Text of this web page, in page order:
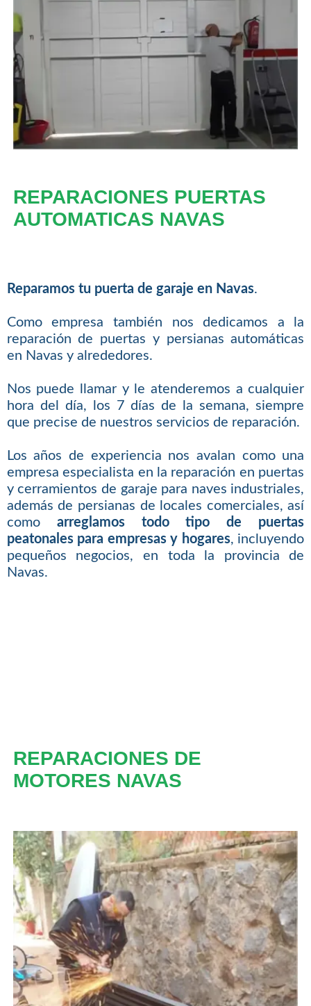
REPARACIONES PUERTAS
AUTOMATICAS NAVAS
Reparamos tu puerta de garaje en Navas.
Como empresa también nos dedicamos a la
reparación de puertas y persianas automáticas
en Navas y alrededores.
Nos puede llamar y le atenderemos a cualquier
hora del día, los 7 días de la semana, siempre
que precise de nuestros servicios de reparación.
Los años de experiencia nos avalan como una
empresa especialista en la reparación en puertas
y cerramientos de garaje para naves industriales,
además de persianas de locales comerciales, así
como arreglamos todo tipo de puertas
peatonales para empresas y hogares, incluyendo
pequeños negocios, en toda la provincia de
Navas.
REPARACIONES DE
MOTORES NAVAS